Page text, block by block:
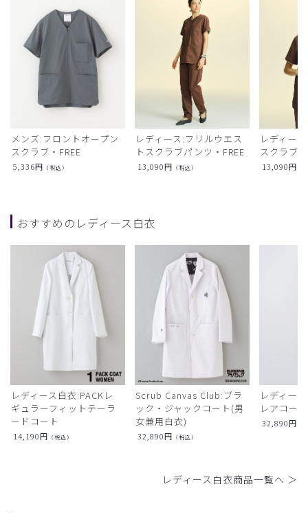
メンズ:フロントオープン
スクラブ・FREE
5,336円 （税込）
レディース:フリルウエス
トスクラブパンツ・FREE
13,090円 （税込）
レディー
スクラブ
13,090円
おすすめのレディース白衣
レディース白衣:PACKレ
ギュラーフィットテーラ
ードコート
14,190円 （税込）
Scrub Canvas Club:ブラ
ック・ジャックコート(男
女兼用白衣)
32,890円 （税込）
レディー
レアコート
32,890円
レディース白衣商品一覧へ ＞